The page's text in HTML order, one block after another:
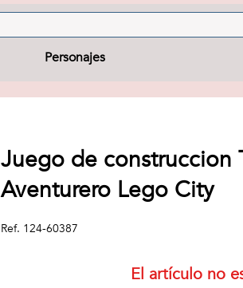
Personajes
Juego de construccion
Aventurero Lego City
Ref. 124-60387
El artículo no